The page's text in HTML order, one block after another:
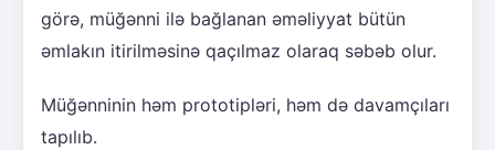
görə, müğənni ilə bağlanan əməliyyat bütün
əmlakın itirilməsinə qaçılmaz olaraq səbəb olur.
Müğənninin həm prototipləri, həm də davamçıları
tapılıb.